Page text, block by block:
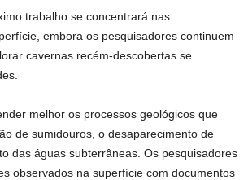
trabalho se concentrará nas
embora os pesquisadores continuem
cavernas recém-descobertas se
melhor os processos geológicos que
de sumidouros, o desaparecimento de
das águas subterrâneas. Os pesquisadores
observados na superfície com documentos